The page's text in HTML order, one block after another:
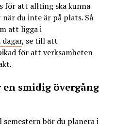
för att allting ska kunna
du inte är på plats. Så
att ligga i
, se till att
för att verksamheten
smidig övergång
bör du planera i